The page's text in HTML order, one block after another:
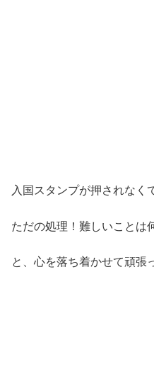
入国スタンプが押されなく
ただの処理！難しいことは
と、心を落ち着かせて頑張